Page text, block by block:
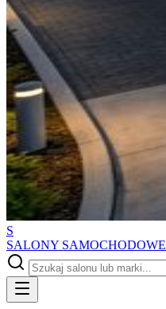
S
SALONY SAMOCHODOWE